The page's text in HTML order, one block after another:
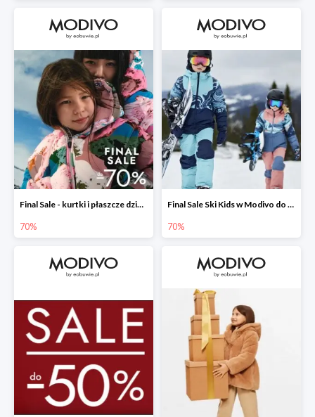
Final Sale - kurtki i płaszcze dziecięce w Modivo do -70%
70%
Final Sale Ski Kids w Modivo do -70%
70%